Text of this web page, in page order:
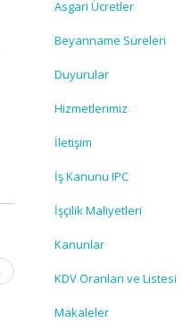
Asgari Ücretler
Beyanname Süreleri
Duyurular
Hizmetlerimiz
İletişim
İş Kanunu IPC
İşçilik Maliyetleri
Kanunlar
KDV Oranları ve Listesi
Makaleler